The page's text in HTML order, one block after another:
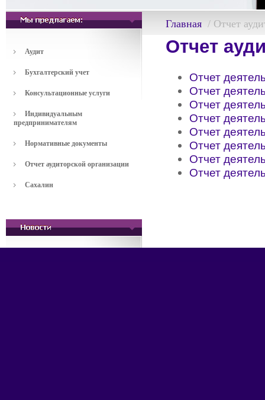
Аудит
Бухгалтерский учет
Консультационные услуги
Индивидуальным
предпринимателям
Нормативные документы
Отчет аудиторской организации
Сахалин
Главная / Отчет
Отчет
Отчет
Отчет
Отчет
Отчет
Отчет
Отчет
Отчет
Отчет